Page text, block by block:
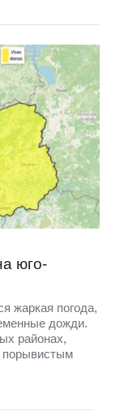
юго-
жаркая погода,
дожди.
районах,
порывистым